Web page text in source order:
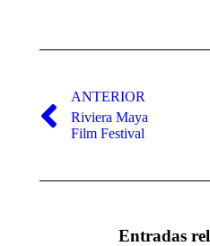
publicaciones
ANTERIOR
Publicación
anterior:
Riviera Maya
Film Festival
Entradas